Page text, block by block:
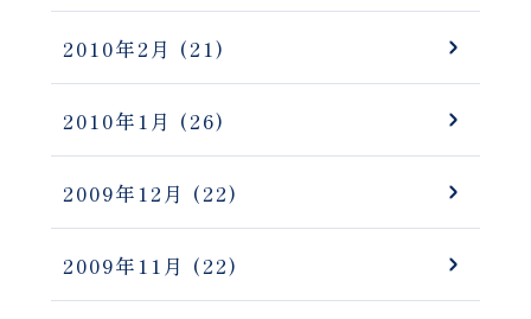
2010年2月 (21)
2010年1月 (26)
2009年12月 (22)
2009年11月 (22)